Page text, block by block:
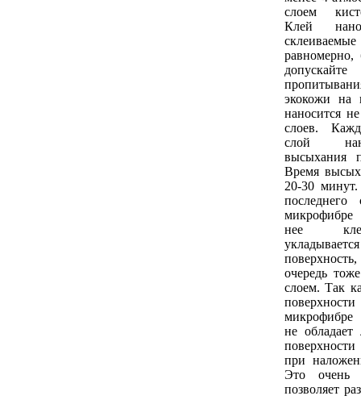
слоем
Клей
равномерно,
экокожи на
наносится
слоев.
слой
высыхания
Время
20-30
нее
очередь
слоем. Так
не обладает
при
Это очень
позволяет